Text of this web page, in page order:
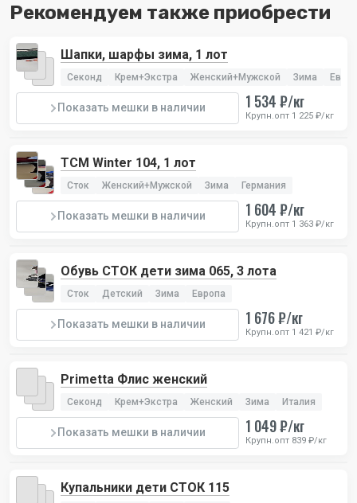
Рекомендуем также приобрести
Шапки, шарфы зима, 1 лот
Секонд Крем+Экстра Женский+Мужской Зима
Показать мешки в наличии 1 534 ₽/кг
Крупн.опт 1 225 ₽/кг
TCM Winter 104, 1 лот
Сток Женский+Мужской Зима Германия
Показать мешки в наличии 1 604 ₽/кг
Крупн.опт 1 363 ₽/кг
Обувь СТОК дети зима 065, 3 лота
Сток Детский Зима Европа
Показать мешки в наличии 1 676 ₽/кг
Крупн.опт 1 421 ₽/кг
Primetta Флис женский
Секонд Крем+Экстра Женский Зима Италия
Показать мешки в наличии 1 049 ₽/кг
Крупн.опт 839 ₽/кг
Купальники дети СТОК 115